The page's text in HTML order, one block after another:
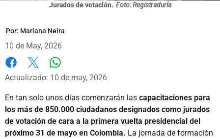
Jurados de votación. Foto: Registraduría
Por: Mariana Neira
10 de May, 2026
Facebook
X
Actualizado: 10 de may, 2026
En tan solo unos días comenzarán las capacitaciones para
los más de 850.000 ciudadanos designados como jurados
de votación de cara a la primera vuelta presidencial del
próximo 31 de mayo en Colombia. La jornada de formación